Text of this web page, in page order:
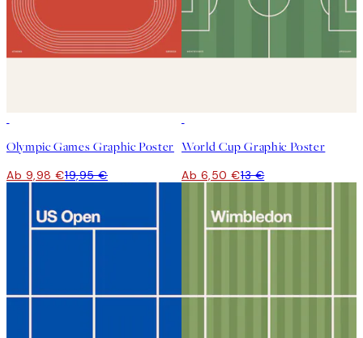
Olympic Games Graphic Poster
Ab 9,98 €19,95 €
World Cup Graphic Poster
Ab 6,50 €13 €